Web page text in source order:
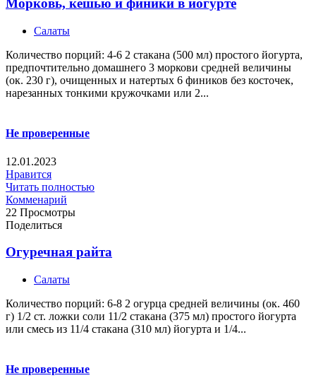
Морковь, кешью и финики в йогурте
Салаты
Количество порций: 4-6 2 стакана (500 мл) простого йогурта,
предпочтительно домашнего 3 моркови средней величины
(ок. 230 г), очищенных и натертых 6 фиников без косточек,
нарезанных тонкими кружочками или 2...
Не проверенные
12.01.2023
Нравится
Читать полностью
Комменарий
22 Просмотры
Поделиться
Огуречная райта
Салаты
Количество порций: 6-8 2 огурца средней величины (ок. 460
г) 1/2 ст. ложки соли 11/2 стакана (375 мл) простого йогурта
или смесь из 11/4 стакана (310 мл) йогурта и 1/4...
Не проверенные